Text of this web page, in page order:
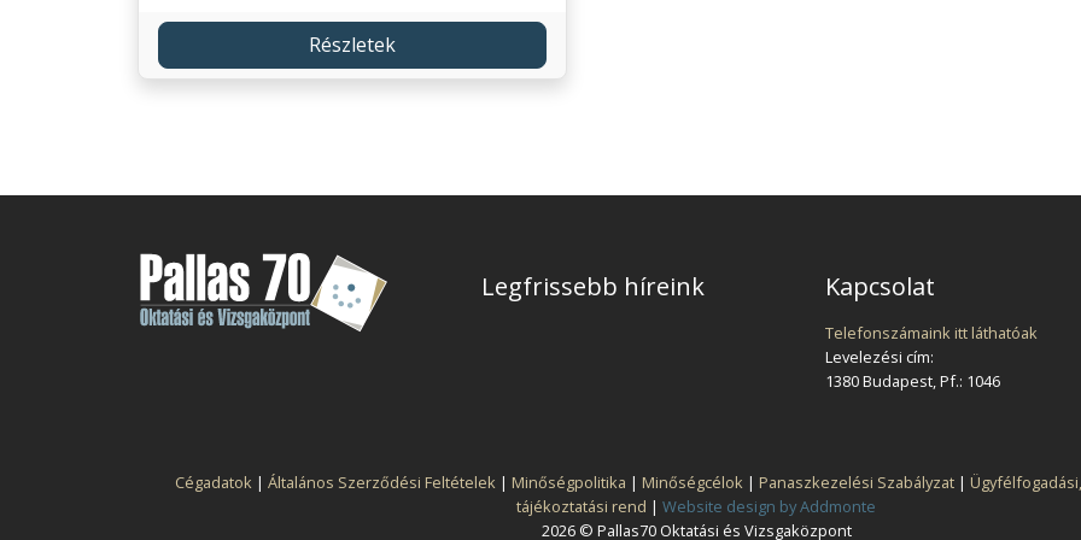
Részletek
Legfrissebb híreink Kapcsolat
Telefonszámaink itt láthatóak
Levelezési cím:
1380 Budapest, Pf.: 1046
Cégadatok| Általános Szerződési Feltételek| Minőségpolitika | Minőségcélok| Panaszkezelési Szabályzat|
tájékoztatási rend | Website design by Addmonte
2026 © Pallas70 Oktatási és Vizsgaközpont